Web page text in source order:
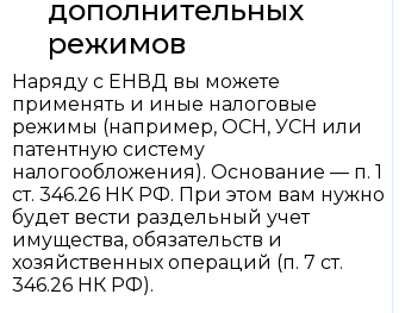
дополнительных
режимов
Наряду с ЕНВД вы можете
применять и иные налоговые
режимы (например, ОСН, УСН или
патентную систему
налогообложения). Основание — п. 1
ст. 346.26 НК РФ. При этом вам нужно
будет вести раздельный учет
имущества, обязательств и
хозяйственных операций (п. 7 ст.
346.26 НК РФ).